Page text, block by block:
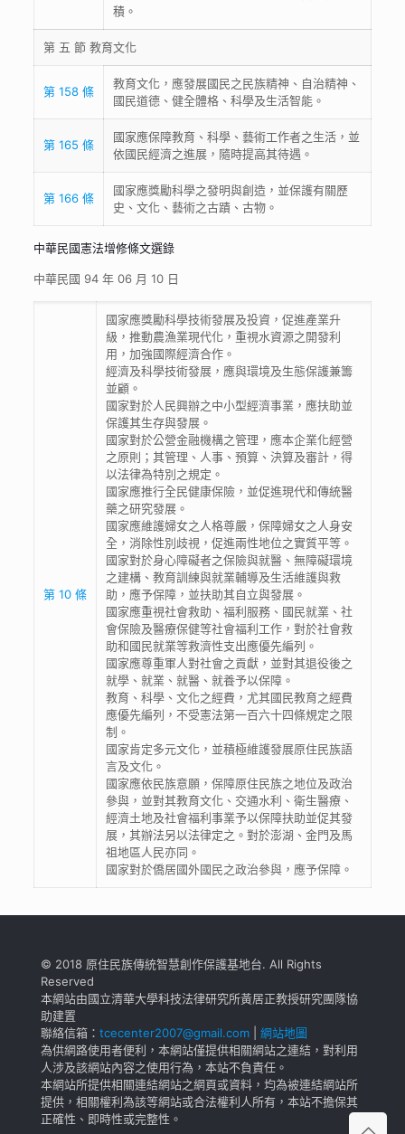
積。
第 五 節 教育文化
第 158 條
教育文化，應發展國民之民族精神、自治精神、
國民道德、健全體格、科學及生活智能。
第 165 條
國家應保障教育、科學、藝術工作者之生活，並
依國民經濟之進展，隨時提高其待遇。
第 166 條
國家應獎勵科學之發明與創造，並保護有關歷
史、文化、藝術之古蹟、古物。
中華民國憲法增修條文選錄
中華民國 94 年 06 月 10 日
第 10 條
國家應獎勵科學技術發展及投資，促進產業升
級，推動農漁業現代化，重視水資源之開發利
用，加強國際經濟合作。
經濟及科學技術發展，應與環境及生態保護兼籌
並顧。
國家對於人民興辦之中小型經濟事業，應扶助並
保護其生存與發展。
國家對於公營金融機構之管理，應本企業化經營
之原則；其管理、人事、預算、決算及審計，得
以法律為特別之規定。
國家應推行全民健康保險，並促進現代和傳統醫
藥之研究發展。
國家應維護婦女之人格尊嚴，保障婦女之人身安
全，消除性別歧視，促進兩性地位之實質平等。
國家對於身心障礙者之保險與就醫、無障礙環境
之建構、教育訓練與就業輔導及生活維護與救
助，應予保障，並扶助其自立與發展。
國家應重視社會救助、福利服務、國民就業、社
會保險及醫療保健等社會福利工作，對於社會救
助和國民就業等救濟性支出應優先編列。
國家應尊重軍人對社會之貢獻，並對其退役後之
就學、就業、就醫、就養予以保障。
教育、科學、文化之經費，尤其國民教育之經費
應優先編列，不受憲法第一百六十四條規定之限
制。
國家肯定多元文化，並積極維護發展原住民族語
言及文化。
國家應依民族意願，保障原住民族之地位及政治
參與，並對其教育文化、交通水利、衛生醫療、
經濟土地及社會福利事業予以保障扶助並促其發
展，其辦法另以法律定之。對於澎湖、金門及馬
祖地區人民亦同。
國家對於僑居國外國民之政治參與，應予保障。
© 2018 原住民族傳統智慧創作保護基地台. All Rights
Reserved
本網站由國立清華大學科技法律研究所黃居正教授研究團隊協
助建置
聯絡信箱： tcecenter2007@gmail.com
網站地圖
為供網路使用者便利，本網站僅提供相關網站之連結，對利用
人涉及該網站內容之使用行為，本站不負責任。
本網站所提供相關連結網站之網頁或資料，均為被連結網站所
提供，相關權利為該等網站或合法權利人所有，本站不擔保其
正確性、即時性或完整性。